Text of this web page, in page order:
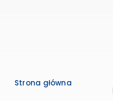
Strona główna